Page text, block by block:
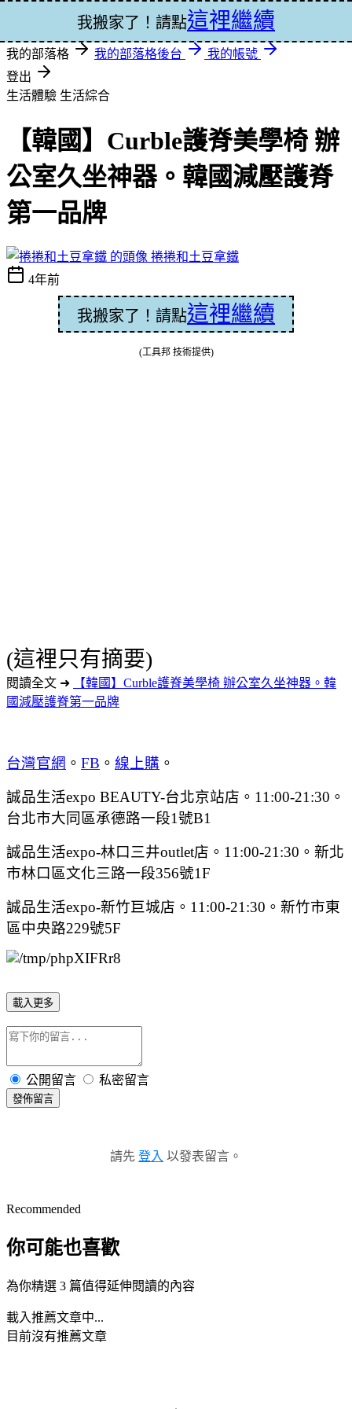
登入
我的部落格 我的部落格後台
我的帳號
登出
生活體驗 生活綜合
【韓國】Curble護脊美學椅 辦
公室久坐神器。韓國減壓護脊
第一品牌
捲捲和土豆拿鐵
4年前
我搬家了！請點這裡繼續
(工具邦 技術提供)
我搬家了！請點這裡繼續
(這裡只有摘要)
閱讀全文 ➜
【韓國】Curble護脊美學椅 辦公室久坐神器。韓
國減壓護脊第一品牌
台灣官網 。 FB 。 線上購 。
誠品生活expo BEAUTY-台北京站店。11:00-21:30。
台北市大同區承德路一段1號B1
誠品生活expo-林口三井outlet店。11:00-21:30。新北
市林口區文化三路一段356號1F
誠品生活expo-新竹巨城店。11:00-21:30。新竹市東
區中央路229號5F
載入更多
公開留言 私密留言
發佈留言
請先 登入 以發表留言。
Recommended
你可能也喜歡
為你精選 3 篇值得延伸閱讀的內容
載入推薦文章中...
目前沒有推薦文章